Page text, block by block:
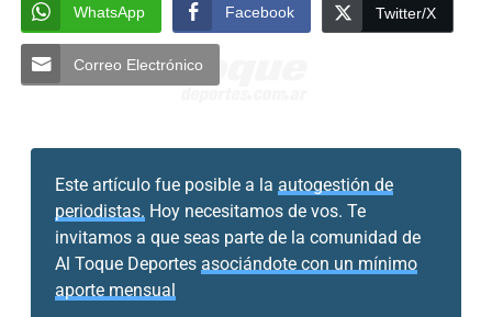
WhatsApp Facebook Twitter/X
Correo Electrónico
Este artículo fue posible a la autogestión de
periodistas. Hoy necesitamos de vos. Te
invitamos a que seas parte de la comunidad de
Al Toque Deportes asociándote con un mínimo
aporte mensual